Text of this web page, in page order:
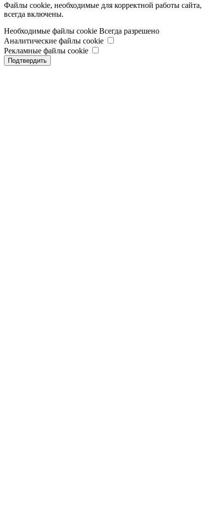
Файлы cookie, необходимые для корректной работы сайта,
всегда включены.
Необходимые файлы cookie Всегда разрешено
Аналитические файлы cookie
Рекламные файлы cookie
Подтвердить